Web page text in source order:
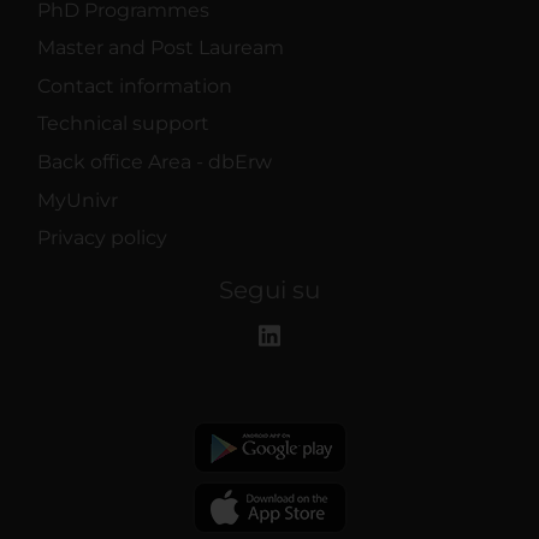
PhD Programmes
Master and Post Lauream
Contact information
Technical support
Back office Area - dbErw
MyUnivr
Privacy policy
Segui su